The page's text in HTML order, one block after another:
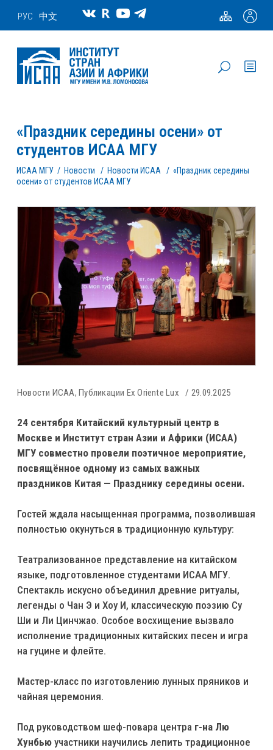
РУС 中文
«Праздник середины осени» от
студентов ИСАА МГУ
ИСАА МГУ / Новости / Новости ИСАА / «Праздник середины
осени» от студентов ИСАА МГУ
Новости ИСАА,Публикации Ex Oriente Lux 29.09.2025
24 сентября Китайский культурный центр в
Москве и Институт стран Азии и Африки (ИСАА)
МГУ совместно провели поэтичное мероприятие,
посвящённое одному из самых важных
праздников Китая — Празднику середины осени.
Гостей ждала насыщенная программа, позволившая
полностью окунуться в традиционную культуру:
Театрализованное представление на китайском
языке, подготовленное студентами ИСАА МГУ.
Спектакль искусно объединил древние ритуалы,
легенды о Чан Э и Хоу И, классическую поэзию Су
Ши и Ли Цинчжао. Особое восхищение вызвало
исполнение традиционных китайских песен и игра
на гуцине и флейте.
Мастер-класс по изготовлению лунных пряников и
чайная церемония.
Под руководством шеф-повара центра г-на Лю
Хунбью участники научились лепить традиционное